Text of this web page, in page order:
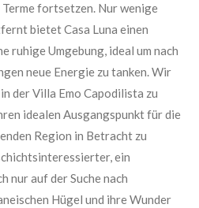
fortsetzen. Nur wenige
bietet Casa Luna einen
ruhige Umgebung, ideal um nach
neue Energie zu tanken. Wir
der Villa Emo Capodilista zu
idealen Ausgangspunkt für die
Region in Betracht zu
ein
nur auf der Suche nach
Hügel und ihre Wunder